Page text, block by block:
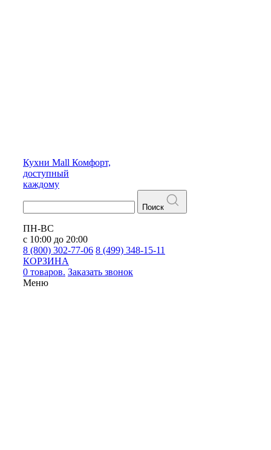
Кухни Mall Комфорт,
доступный
каждому
Поиск
ПН-ВС
с 10:00 до 20:00
8 (800) 302-77-06 8 (499) 348-15-11
КОРЗИНА
0 товаров. Заказать звонок
Меню